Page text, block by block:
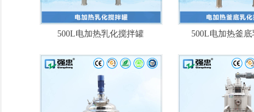
500L电加热乳化搅拌罐 500L电加热釜